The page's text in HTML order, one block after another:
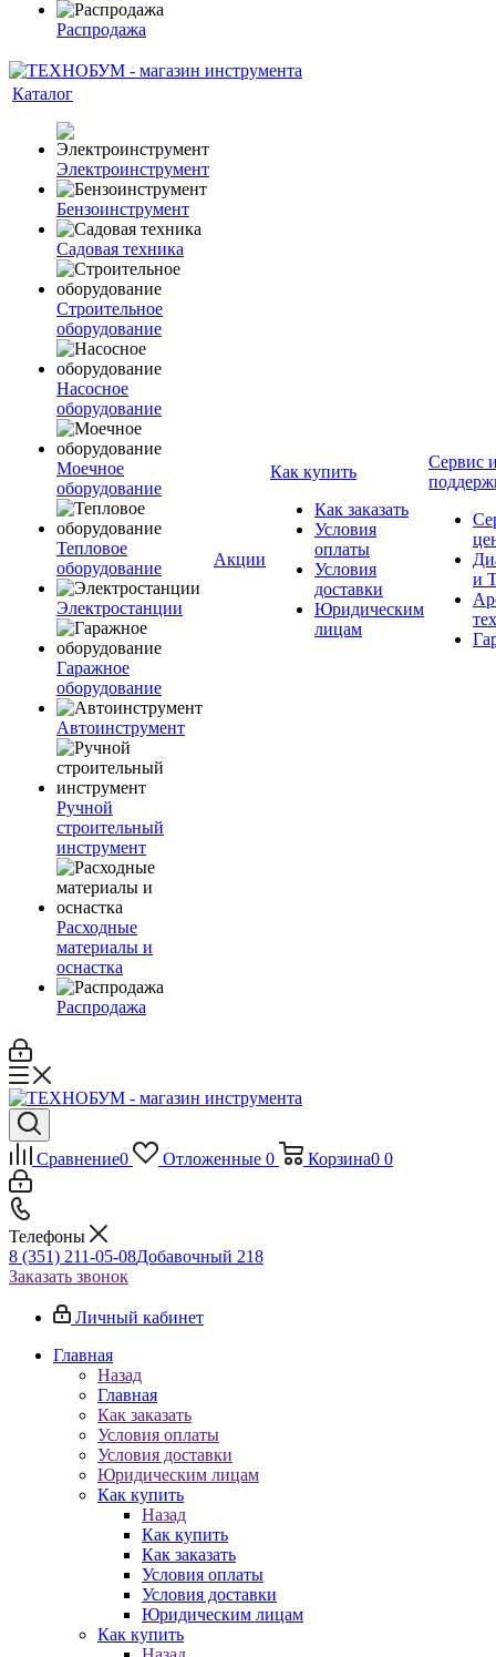
Распродажа
Каталог
Электроинструмент
Бензоинструмент
Садовая техника
Строительное
оборудование
Насосное
оборудование
Моечное
оборудование
Тепловое
оборудование
Электростанции
Гаражное
оборудование
Автоинструмент
Ручной
строительный
инструмент
Расходные
материалы и
оснастка
Распродажа
Акции
Как купить
Как заказать
Условия
оплаты
Условия
доставки
Юридическим
лицам
Сервис
и
Сравнение0 Отложенные 0 Корзина0 0
Телефоны
8 (351) 211-05-08Добавочный 218
Заказать звонок
Личный кабинет
Главная
Назад
Главная
Как заказать
Условия оплаты
Условия доставки
Юридическим лицам
Как купить
Назад
Как купить
Как заказать
Условия оплаты
Условия доставки
Юридическим лицам
Как купить